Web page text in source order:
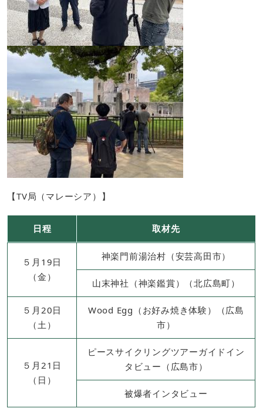
【TV局（マレーシア）】
日程 取材先
５月19日
（金）
神楽門前湯治村（安芸高田市）
山末神社（神楽鑑賞）（北広島町）
５月20日
（土）
Wood Egg（お好み焼き体験）（広島
市）
５月21日
（日）
ピースサイクリングツアーガイドイン
タビュー（広島市）
被爆者インタビュー